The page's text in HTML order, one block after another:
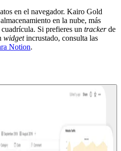
en el navegador. Kairo Gold
en la nube, más
Si prefieres un trackerde
widgetincrustado, consulta las
Notion.